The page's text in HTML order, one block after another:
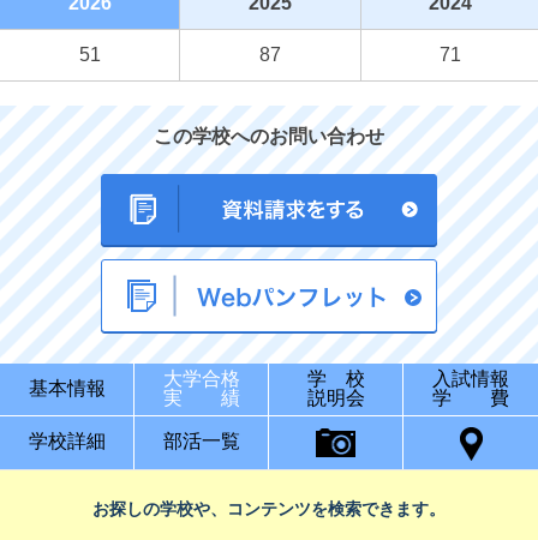
51 87 71
この学校へのお問い合わせ
基本情報
大学合格
実 績
学 校
説明会
入試情報
学 費
学校詳細 部活一覧
お探しの学校や、コンテンツを検索できます。